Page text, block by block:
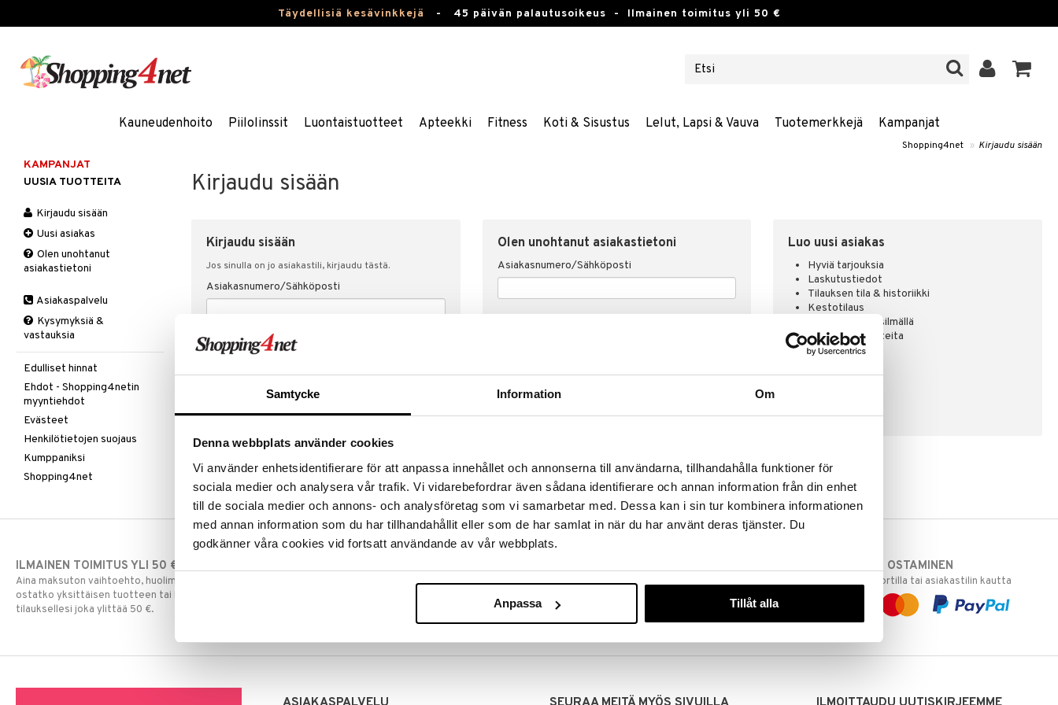
Samtycke Information Om
Denna webbplats använder cookies
Vi använder enhetsidentifierare för att anpassa innehållet och annonserna till användarna, tillhandahålla funktioner för
sociala medier och analysera vår trafik. Vi vidarebefordrar även sådana identifierare och annan information från din enhet
till de sociala medier och annons- och analysföretag som vi samarbetar med. Dessa kan i sin tur kombinera informationen
med annan information som du har tillhandahållit eller som de har samlat in när du har använt deras tjänster. Du
godkänner våra cookies vid fortsatt användande av vår webbplats.
Anpassa Tillåt alla
Täydellisiä kesävinkkejä - 45 päivän palautusoikeus - Ilmainen toimitus yli 50 €
Kauneudenhoito Piilolinssit Luontaistuotteet Apteekki Fitness Koti & Sisustus Lelut, Lapsi & Vauva Tuotemerkkejä Kampanjat
Shopping4net » Kirjaudu sisään
Kirjaudu sisään
Kirjaudu sisään
Jos sinulla on jo asiakastili, kirjaudu tästä.
Asiakasnumero/Sähköposti
Salasana
Olen unohtanut asiakastietoni
Asiakasnumero/Sähköposti
Luo uusi asiakas
Hyviä tarjouksia
Laskutustiedot
Tilauksen tila & historiikki
Kestotilaus
Pidä tuotteita silmällä
Arvostele tuotteita
Toivelistat
KAMPANJAT
UUSIA TUOTTEITA
Kirjaudu sisään
Uusi asiakas
Olen unohtanut
asiakastietoni
Asiakaspalvelu
Kysymyksiä &
vastauksia
Edulliset hinnat
Ehdot - Shopping4netin
myyntiehdot
Evästeet
Henkilötietojen suojaus
Kumppaniksi
Shopping4net
ILMAINEN TOIMITUS YLI 50 €
Aina maksuton vaihtoehto, huolimatta siitä
ostatko yksittäisen tuotteen tai koko
tilauksellesi joka ylittää 50 €.
Ennen kello 13.00 tehdyt tilaukset lähetetään
Ostamalla suuria eriä tuotteita varastoomme
voimme pitää hinnat alhaisina juuri Sinua varten!
Voit olla varma, että teet löytöjä sivuillamme.
TURVALLINEN OSTAMINEN
laskulla, pankkikortilla tai asiakastilin kautta